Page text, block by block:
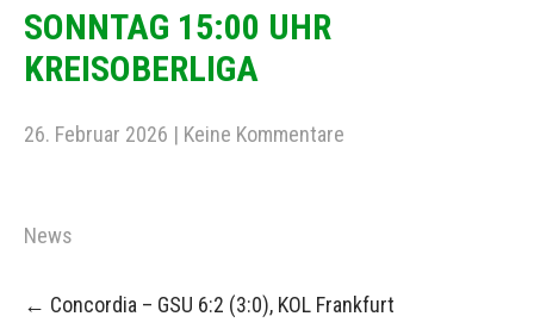
SONNTAG 15:00 UHR
KREISOBERLIGA
26. Februar 2026 | Keine Kommentare
News
Post
← Concordia – GSU 6:2 (3:0), KOL Frankfurt